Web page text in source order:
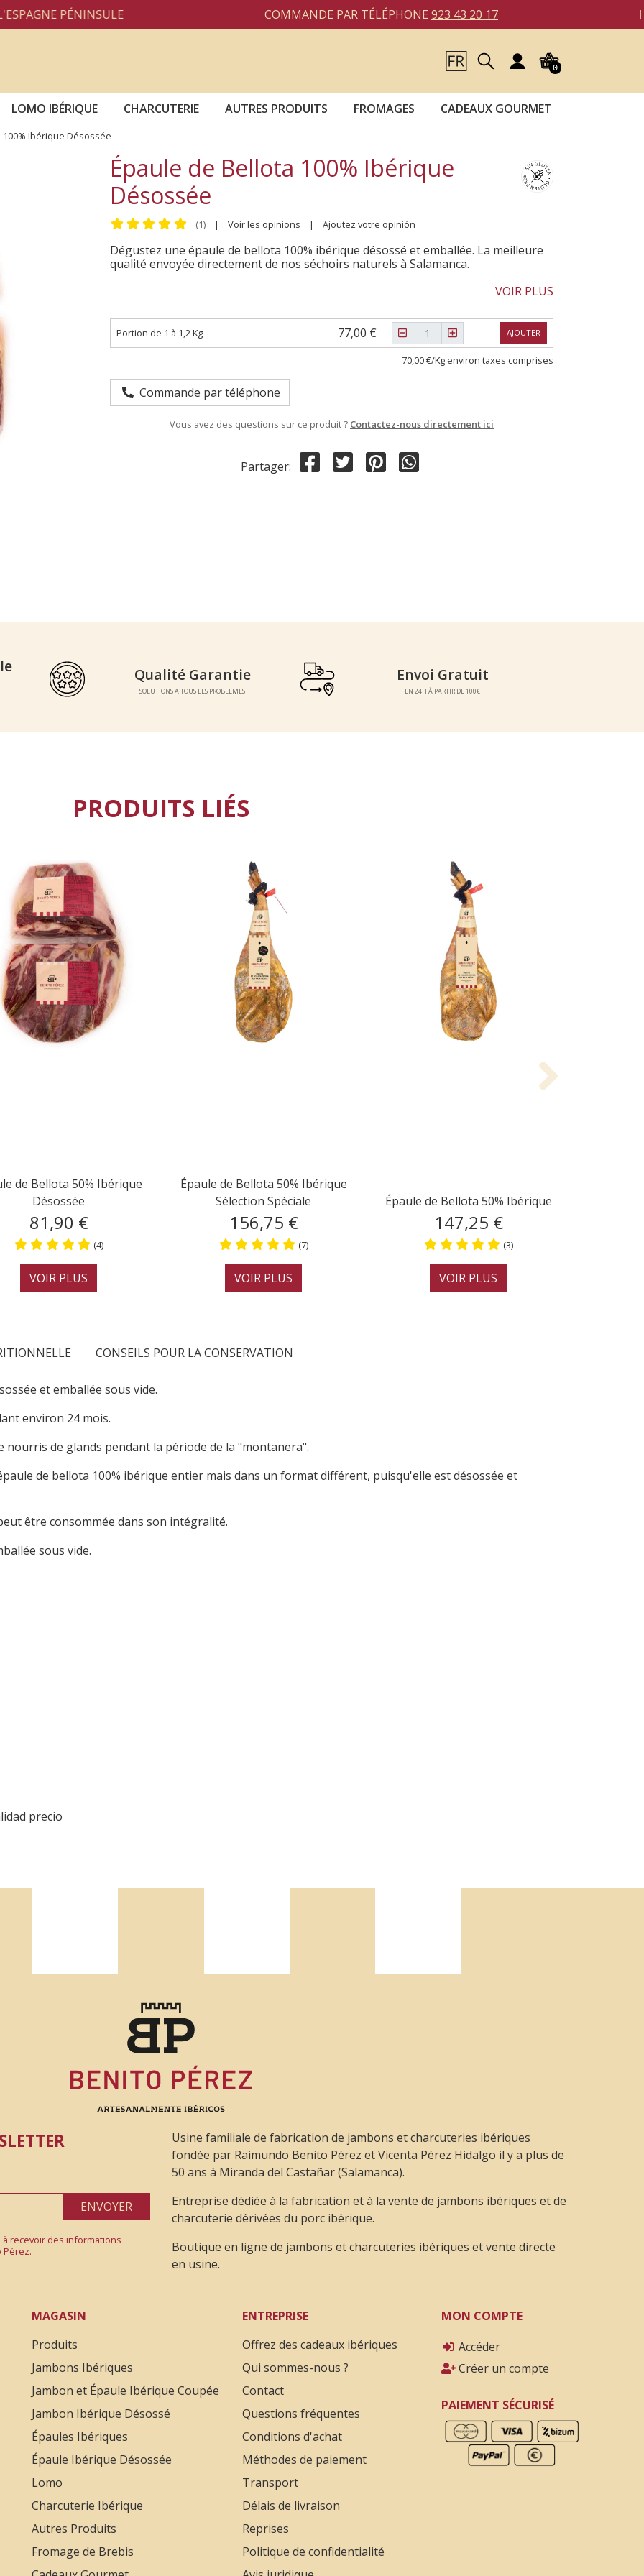
PÉNINSULE COMMANDE PAR TÉLÉPHONE923 43 20 17 ENVOI
0
LOMO IBÉRIQUE CHARCUTERIE AUTRES PRODUITS FROMAGES CADEAUX GOURMET
100% Ibérique Désossée
Épaule de Bellota 100% Ibérique
Désossée
(1) | Voir les opinions | Ajoutez votre opinión
Dégustez une épaule de bellota 100% ibérique désossé et emballée. La meilleure
qualité envoyée directement de nos séchoirs naturels à Salamanca.
VOIR PLUS
Portion de 1 à 1,2 Kg 77,00 € AJOUTER
70,00 €/Kg environ taxes comprises
Commande par téléphone
Vous avez des questions sur ce produit ? Contactez-nous directement ici
Partager:
Qualité Garantie
SOLUTIONS A TOUS LES PROBLEMES
Qualité Garantie
SOLUTIONS A TOUS LES PROBLEMES
Envoi Gratuit
EN 24H À PARTIR DE 100€
Envoi Gratuit
EN 24H À PARTIR DE 100€
PRODUITS LIÉS
Épaule Cebo di Campo 50%
Ibérique Désossée
71,40 €
VOIR PLUS
COUPÉ AU COUTEAU
Épaule de Bellota 100%
Ibérique Coupé au Couteau
149,00 €
VOIR PLUS
OFFRE
Ibérique
106,25 €
VOIR PLUS
CONSEILS POUR LA CONSERVATION
et emballée sous vide.
environ 24 mois.
nourris de glands pendant la période de la "montanera".
de bellota 100% ibérique entier mais dans un format différent, puisqu'elle est désossée et
être consommée dans son intégralité.
sous vide.
precio
ENVOYER
recevoir des informations
Pérez.
Usine familiale de fabrication de jambons et charcuteries ibériques
fondée par Raimundo Benito Pérez et Vicenta Pérez Hidalgo il y a plus de
50 ans à Miranda del Castañar (Salamanca).
Entreprise dédiée à la fabrication et à la vente de jambons ibériques et de
charcuterie dérivées du porc ibérique.
Boutique en ligne de jambons et charcuteries ibériques et vente directe
en usine.
MAGASIN
Produits
Jambons Ibériques
Jambon et Épaule Ibérique Coupée
Jambon Ibérique Désossé
Épaules Ibériques
Épaule Ibérique Désossée
Lomo
Charcuterie Ibérique
Autres Produits
Fromage de Brebis
ENTREPRISE
Offrez des cadeaux ibériques
Qui sommes-nous ?
Contact
Questions fréquentes
Conditions d'achat
Méthodes de paiement
Transport
Délais de livraison
Reprises
Politique de confidentialité
MON COMPTE
Accéder
Créer un compte
PAIEMENT SÉCURISÉ